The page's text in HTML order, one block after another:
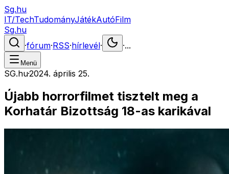
Sg.hu
IT/TechTudományJátékAutóFilm
Sg.hu
·fórum·RSS·hírlevél· ·...
Menü
SG.hu·2024. április 25.
Újabb horrorfilmet tisztelt meg a
Korhatár Bizottság 18-as karikával